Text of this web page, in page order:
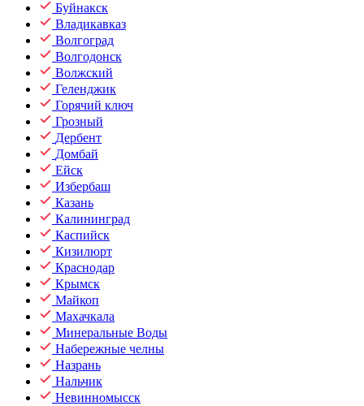
Буйнакск
Владикавказ
Волгоград
Волгодонск
Волжский
Геленджик
Горячий ключ
Грозный
Дербент
Домбай
Ейск
Избербаш
Казань
Калининград
Каспийск
Кизилюрт
Краснодар
Крымск
Майкоп
Махачкала
Минеральные Воды
Набережные челны
Назрань
Нальчик
Невинномысск